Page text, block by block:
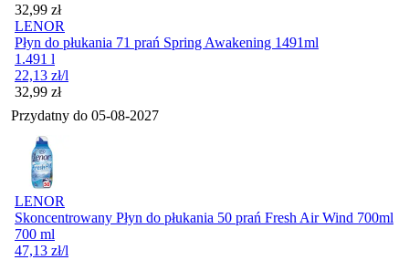
Cena
32,99 zł
LENOR
Płyn do płukania 71 prań Spring Awakening 1491ml
1.491 l
22,13 zł/l
Cena
32,99 zł
Przydatny do 05-08-2027
LENOR
Skoncentrowany Płyn do płukania 50 prań Fresh Air Wind 700ml
700 ml
47,13 zł/l